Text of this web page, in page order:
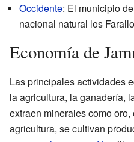
Occidente: El municipio de
nacional natural los
Economía de
Las principales actividades
la agricultura, la ganadería,
extraen minerales como
agricultura, se cultivan